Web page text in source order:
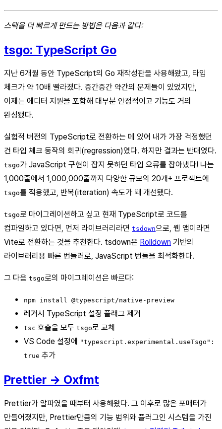
스택을 더 빠르게 만드는 방법은 다음과 같다:
tsgo: TypeScript Go
지난 6개월 동안 TypeScript의 Go 재작성판을 사용해왔고, 타입
체크가 약 10배 빨라졌다. 중간중간 약간의 문제들이 있었지만,
이제는 에디터 지원을 포함해 대부분 안정적이고 기능도 거의
완성됐다.
실험적 버전의 TypeScript로 전환하는 데 있어 내가 가장 걱정했던
건 타입 체크 동작의 회귀(regression)였다. 하지만 결과는 반대였다.
tsgo가 JavaScript 구현이 잡지 못하던 타입 오류를 잡아냈다! 나는
1,000줄에서 1,000,000줄까지 다양한 규모의 20개+ 프로젝트에
tsgo를 적용했고, 반복(iteration) 속도가 꽤 개선됐다.
tsgo로 마이그레이션하고 싶고 현재 TypeScript로 코드를
컴파일하고 있다면, 먼저 라이브러리라면 tsdown으로, 웹 앱이라면
Vite로 전환하는 것을 추천한다. tsdown은 Rolldown 기반의
라이브러리용 빠른 번들러로, JavaScript 번들을 최적화한다.
그 다음 tsgo로의 마이그레이션은 빠르다:
npm install @typescript/native-preview
레거시 TypeScript 설정 플래그 제거
tsc 호출을 모두 tsgo로 교체
VS Code 설정에
"typescript.experimental.useTsgo":
true 추가
Prettier → Oxfmt
Prettier가 알파였을 때부터 사용해왔다. 그 이후로 많은 포매터가
만들어졌지만, Prettier만큼의 기능 범위와 플러그인 시스템을 가진